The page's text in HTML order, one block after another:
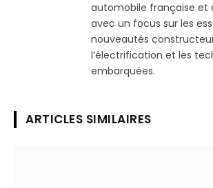
automobile française et
avec un focus sur les
nouveautés
l’électrification et les
embarquées.
ARTICLES SIMILAIRES